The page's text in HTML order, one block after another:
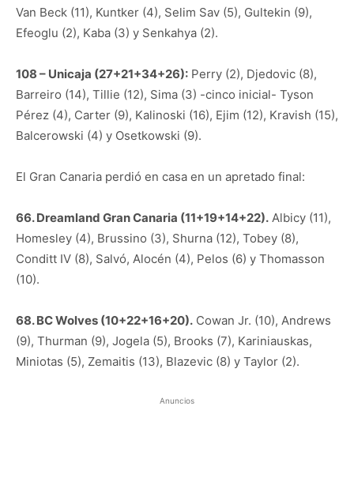
Van Beck (11), Kuntker (4), Selim Sav (5), Gultekin (9),
Efeoglu (2), Kaba (3) y Senkahya (2).
108 – Unicaja (27+21+34+26): Perry (2), Djedovic (8),
Barreiro (14), Tillie (12), Sima (3) -cinco inicial- Tyson
Pérez (4), Carter (9), Kalinoski (16), Ejim (12), Kravish (15),
Balcerowski (4) y Osetkowski (9).
El Gran Canaria perdió en casa en un apretado final:
66. Dreamland Gran Canaria (11+19+14+22). Albicy (11),
Homesley (4), Brussino (3), Shurna (12), Tobey (8),
Conditt IV (8), Salvó, Alocén (4), Pelos (6) y Thomasson
(10).
68. BC Wolves (10+22+16+20). Cowan Jr. (10), Andrews
(9), Thurman (9), Jogela (5), Brooks (7), Kariniauskas,
Miniotas (5), Zemaitis (13), Blazevic (8) y Taylor (2).
Anuncios